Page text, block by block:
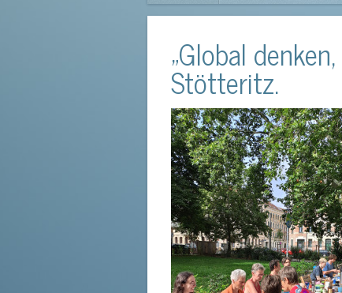
„Global
Stötteritz.